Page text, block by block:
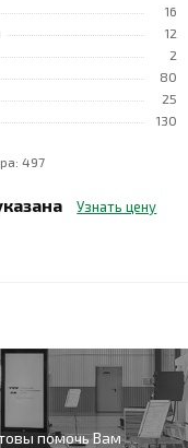
16
12
2
80
25
130
497
Узнать цену
помочь Вам